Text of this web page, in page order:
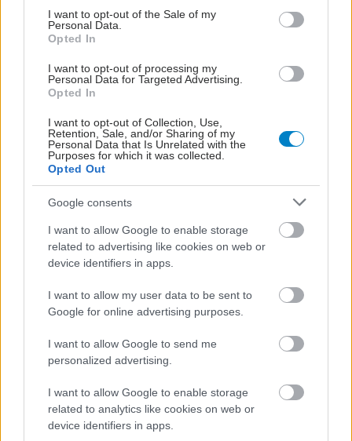
consent section.
I want to opt-out of the Sale of my
Personal Data.
Opted In
I want to opt-out of processing my
Personal Data for Targeted Advertising.
Opted In
I want to opt-out of Collection, Use,
Retention, Sale, and/or Sharing of my
Personal Data that Is Unrelated with the
Purposes for which it was collected.
Opted Out
Google consents
I want to allow Google to enable storage
related to advertising like cookies on web or
device identifiers in apps.
I want to allow my user data to be sent to
Google for online advertising purposes.
I want to allow Google to send me
personalized advertising.
I want to allow Google to enable storage
related to analytics like cookies on web or
device identifiers in apps.